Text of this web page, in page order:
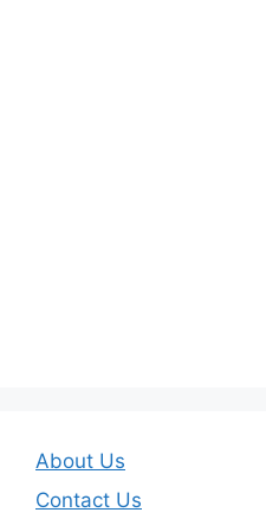
About Us
Contact Us